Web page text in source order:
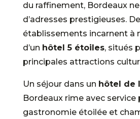
du raffinement, Bordeaux
d’adresses prestigieuses.
établissements incarnent à
d’un hôtel 5 étoiles, situés
principales attractions
Un séjour dans un hôtel de
Bordeaux rime avec service
gastronomie étoilée et